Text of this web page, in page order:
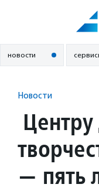
новости
Новости
Центру
— пять